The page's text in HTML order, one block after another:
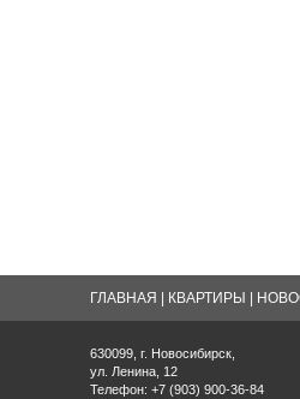
ГЛАВНАЯ КВАРТИРЫ
630099, г. Новосибирск,
ул. Ленина, 12
Телефон: +7 (903) 900-36-84